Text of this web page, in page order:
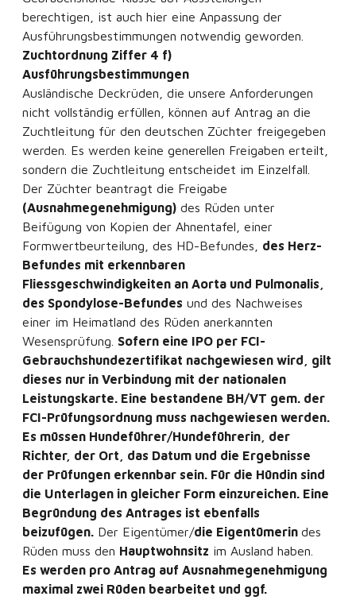
berechtigen, ist auch hier eine Anpassung der
Ausführungsbestimmungen notwendig geworden.
Zuchtordnung Ziffer 4 f)
Ausführungsbestimmungen
Ausländische Deckrüden, die unsere Anforderungen
nicht vollständig erfüllen, können auf Antrag an die
Zuchtleitung für den deutschen Züchter freigegeben
werden. Es werden keine generellen Freigaben erteilt,
sondern die Zuchtleitung entscheidet im Einzelfall.
Der Züchter beantragt die Freigabe
(Ausnahmegenehmigung) des Rüden unter
Beifügung von Kopien der Ahnentafel, einer
Formwertbeurteilung, des HD-Befundes, des Herz-
Befundes mit erkennbaren
Fliessgeschwindigkeiten an Aorta und Pulmonalis,
des Spondylose-Befundes und des Nachweises
einer im Heimatland des Rüden anerkannten
Wesensprüfung. Sofern eine IPO per FCI-
Gebrauchshundezertifikat nachgewiesen wird, gilt
dieses nur in Verbindung mit der nationalen
Leistungskarte. Eine bestandene BH/VT gem. der
FCI-Prüfungsordnung muss nachgewiesen werden.
Es müssen Hundeführer/Hundeführerin, der
Richter, der Ort, das Datum und die Ergebnisse
der Prüfungen erkennbar sein. Für die Hündin sind
die Unterlagen in gleicher Form einzureichen. Eine
Begründung des Antrages ist ebenfalls
beizufügen. Der Eigentümer/die Eigentümerin des
Rüden muss den Hauptwohnsitz im Ausland haben.
Es werden pro Antrag auf Ausnahmegenehmigung
maximal zwei Rüden bearbeitet und ggf.